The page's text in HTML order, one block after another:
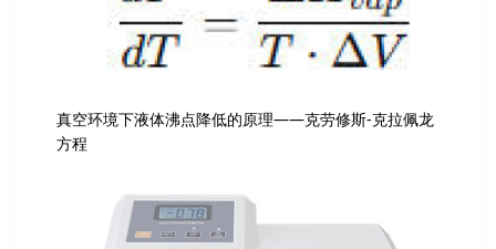
真空环境下液体沸点降低的原理——克劳修斯-克拉佩龙
方程